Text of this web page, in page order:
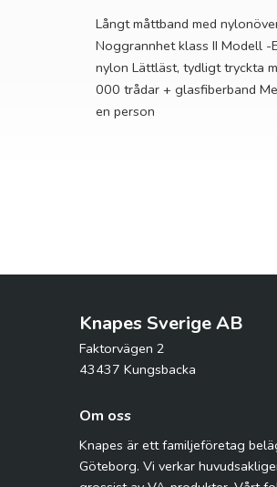
Långt måttband med
Noggrannhet klass II Modell -
nylon Lättläst, tydligt tryckta
000 trådar + glasfiberband
en person
Knapes Sverige AB
Faktorvägen 2
43437 Kungsbacka
Om oss
Knapes är ett familjeföretag
Göteborg. Vi verkar